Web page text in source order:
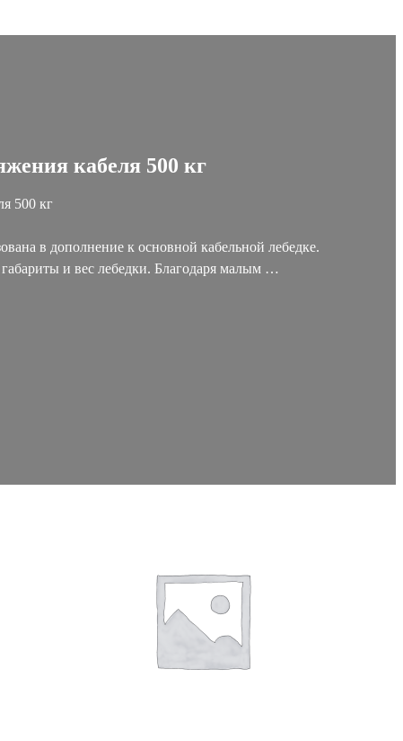
кабеля 500 кг
500 кг
в дополнение к основной кабельной лебедке.
и вес лебедки. Благодаря малым …